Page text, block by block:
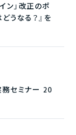
ン」改正のポ
うなる？』を
セミナー 20